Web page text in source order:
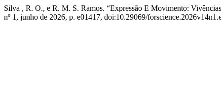
Silva , R. O., e R. M. S. Ramos. “Expressão E Movimento:
nº 1, junho de 2026, p. e01417, doi:10.29069/